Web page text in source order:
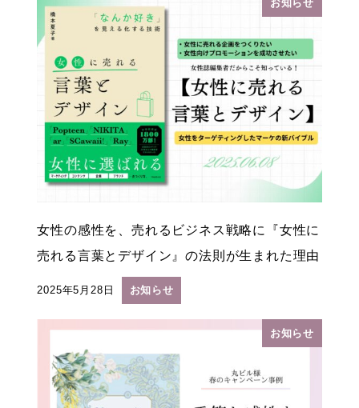
お知らせ
女性の感性を、売れるビジネス戦略に『女性に
売れる言葉とデザイン』の法則が生まれた理由
投稿日
2025年5月28日 お知らせ
お知らせ